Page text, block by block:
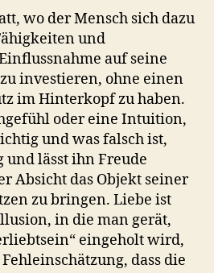
wo der Mensch sich dazu
und
auf seine
investieren, ohne einen
im Hinterkopf zu haben.
oder eine Intuition,
und was falsch ist,
und lässt ihn Freude
Absicht das Objekt seiner
zu bringen. Liebe ist
in die man gerät,
eingeholt wird,
dass die